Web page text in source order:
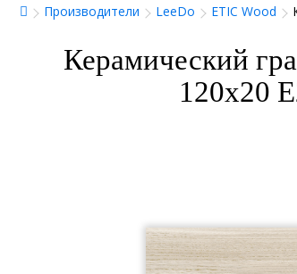
Производители LeeDo ETIC Wood
Керамический
120x20